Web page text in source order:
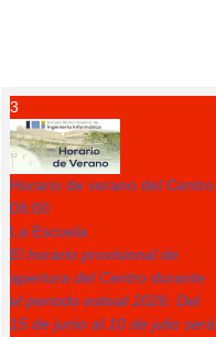
3
Horario de verano del Centro
08:00
La Escuela
El horario provisional de
apertura del Centro durante
el periodo estival 2026: Del
15 de junio al 10 de julio será